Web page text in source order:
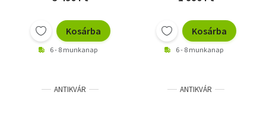
Kosárba
6 - 8 munkanap
Kosárba
6 - 8 munkanap
ANTIKVÁR ANTIKVÁR